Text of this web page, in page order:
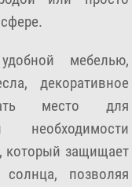
мебелью,
декоративное
место для
который защищает
позволяя